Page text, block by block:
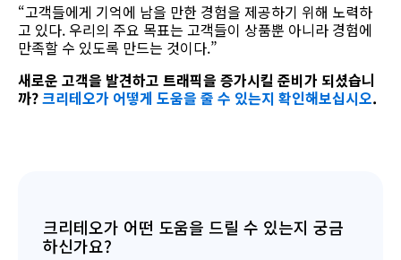
크리테오가 어떤 도움을 드릴 수 있는지 궁금
하신가요?
“고객들에게 기억에 남을 만한 경험을 제공하기 위해 노력하
고 있다. 우리의 주요 목표는 고객들이 상품뿐 아니라 경험에
만족할 수 있도록 만드는 것이다.”
새로운 고객을 발견하고 트래픽을 증가시킬 준비가 되셨습니
까?크리테오가 어떻게 도움을 줄 수 있는지 확인해보십시오.